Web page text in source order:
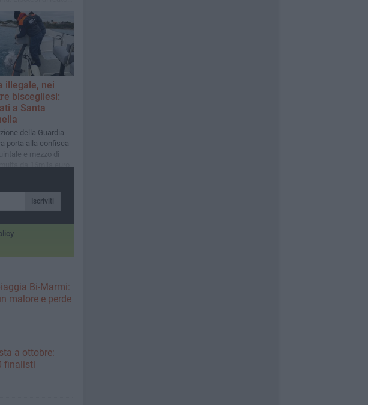
disastro
illegale, nei
biscegliesi:
a Santa
della Guardia
porta alla confisca
e mezzo di
Iscriviti
Bi-Marmi:
malore e perde
a ottobre:
finalisti